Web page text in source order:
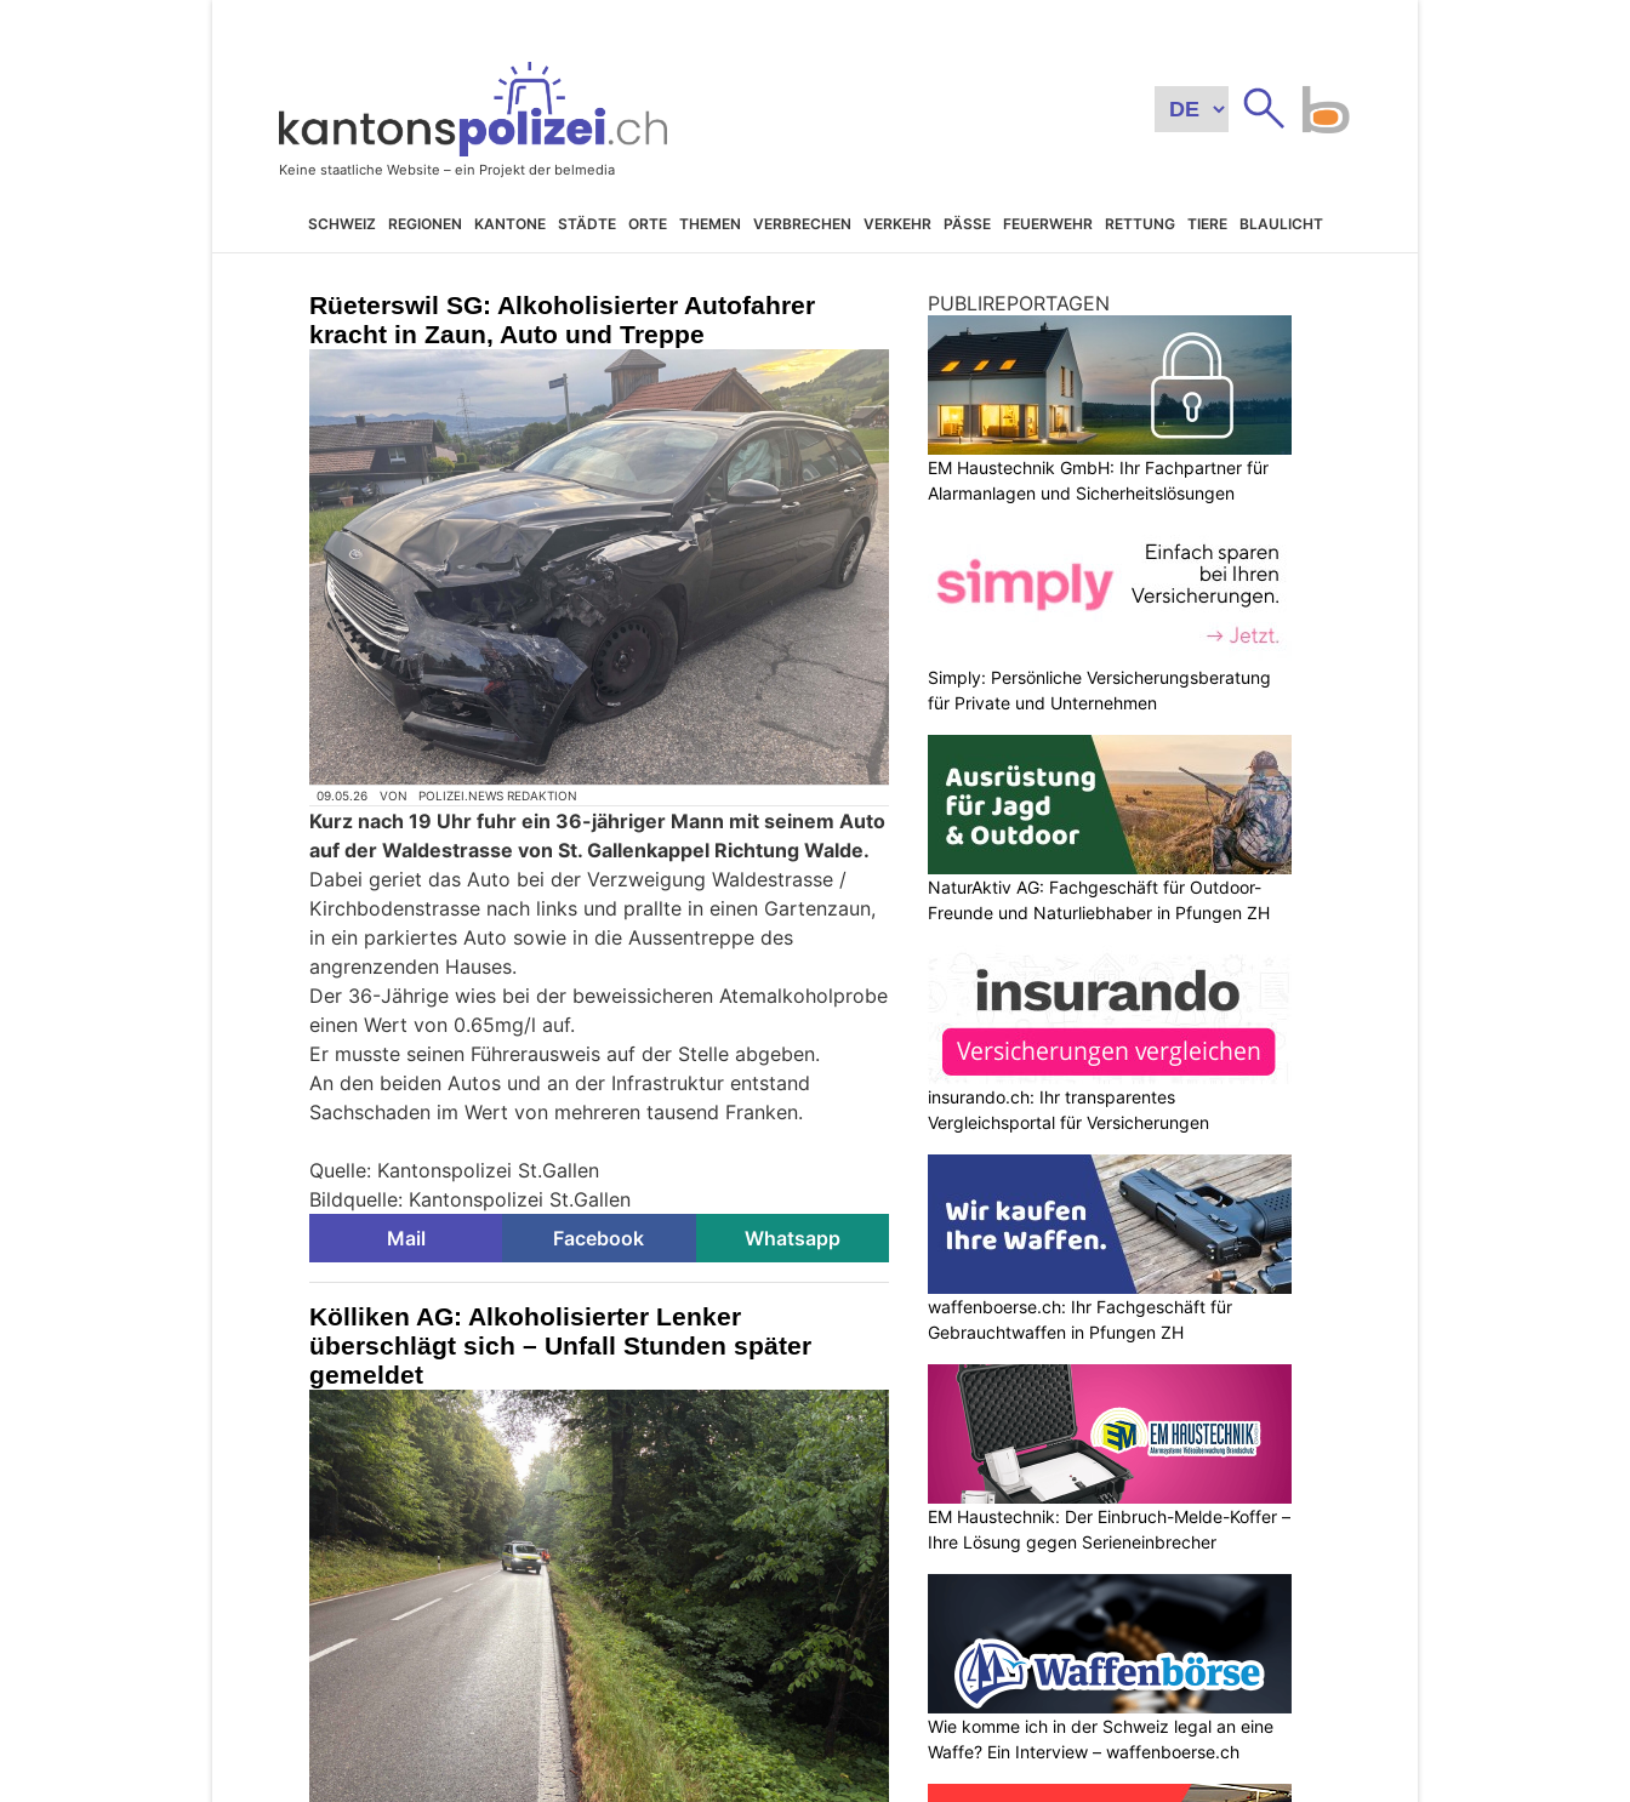
SCHWEIZ REGIONEN KANTONE STÄDTE ORTE THEMEN VERBRECHEN VERKEHR PÄSSE FEUERWEHR RETTUNG TIERE BLAULICHT
Rüeterswil SG: Alkoholisierter Autofahrer
kracht in Zaun, Auto und Treppe
09.05.26 VON POLIZEI.NEWS REDAKTION
Kurz nach 19 Uhr fuhr ein 36-jähriger Mann mit seinem Auto
auf der Waldestrasse von St. Gallenkappel Richtung Walde.
Dabei geriet das Auto bei der Verzweigung Waldestrasse /
Kirchbodenstrasse nach links und prallte in einen Gartenzaun,
in ein parkiertes Auto sowie in die Aussentreppe des
angrenzenden Hauses.
Der 36-Jährige wies bei der beweissicheren Atemalkoholprobe
einen Wert von 0.65mg/l auf.
Er musste seinen Führerausweis auf der Stelle abgeben.
An den beiden Autos und an der Infrastruktur entstand
Sachschaden im Wert von mehreren tausend Franken.
Quelle: Kantonspolizei St.Gallen
Bildquelle: Kantonspolizei St.Gallen
Mail
Facebook Whatsapp
Kölliken AG: Alkoholisierter Lenker
überschlägt sich – Unfall Stunden später
gemeldet
PUBLIREPORTAGEN
EM Haustechnik GmbH: Ihr Fachpartner für
Alarmanlagen und Sicherheitslösungen
Simply: Persönliche Versicherungsberatung
für Private und Unternehmen
NaturAktiv AG: Fachgeschäft für Outdoor-
Freunde und Naturliebhaber in Pfungen ZH
insurando.ch: Ihr transparentes
Vergleichsportal für Versicherungen
waffenboerse.ch: Ihr Fachgeschäft für
Gebrauchtwaffen in Pfungen ZH
EM Haustechnik: Der Einbruch-Melde-Koffer –
Ihre Lösung gegen Serieneinbrecher
Wie komme ich in der Schweiz legal an eine
Waffe? Ein Interview – waffenboerse.ch